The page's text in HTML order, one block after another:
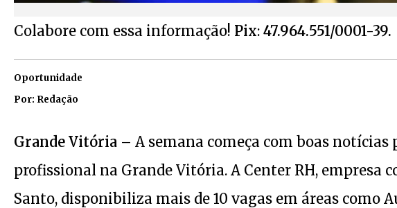
Colabore com essa informação! Pix: 47.964.551/0001-39.
Oportunidade
Por: Redação
Grande Vitória – A semana começa com boas notícias
profissional na Grande Vitória. A Center RH, empresa
Santo, disponibiliza mais de 10 vagas em áreas como